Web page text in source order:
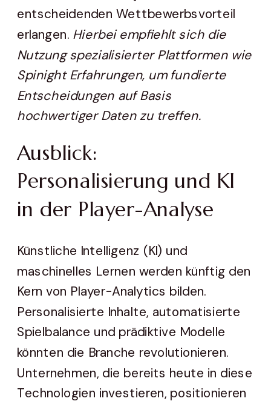
entscheidenden Wettbewerbsvorteil
erlangen. Hierbei empfiehlt sich die
Nutzung spezialisierter Plattformen wie
Spinight Erfahrungen, um fundierte
Entscheidungen auf Basis
hochwertiger Daten zu treffen.
Ausblick:
Personalisierung und KI
in der Player-Analyse
Künstliche Intelligenz (KI) und
maschinelles Lernen werden künftig den
Kern von Player-Analytics bilden.
Personalisierte Inhalte, automatisierte
Spielbalance und prädiktive Modelle
könnten die Branche revolutionieren.
Unternehmen, die bereits heute in diese
Technologien investieren, positionieren